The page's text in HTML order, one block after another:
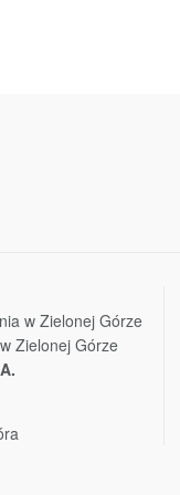
w Zielonej Górze
Zielonej Górze